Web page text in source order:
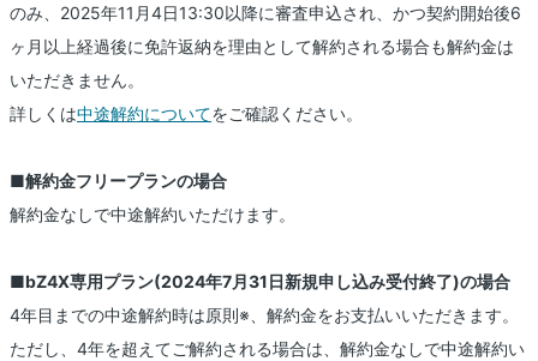
のみ、2025年11月4日13:30以降に審査申込され、かつ契約開始後6
ヶ月以上経過後に免許返納を理由として解約される場合も解約金は
いただきません。
詳しくは中途解約についてをご確認ください。
■解約金フリープランの場合
解約金なしで中途解約いただけます。
■bZ4X専用プラン(2024年7月31日新規申し込み受付終了)の場合
4年目までの中途解約時は原則※、解約金をお支払いいただきます。
ただし、4年を超えてご解約される場合は、解約金なしで中途解約い